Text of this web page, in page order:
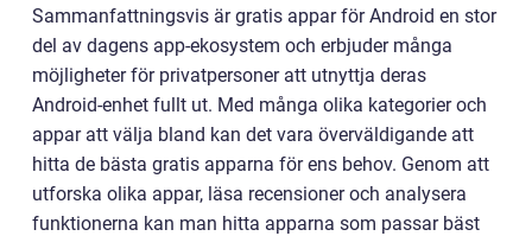
Sammanfattningsvis är gratis appar för Android en stor
del av dagens app-ekosystem och erbjuder många
möjligheter för privatpersoner att utnyttja deras
Android-enhet fullt ut. Med många olika kategorier och
appar att välja bland kan det vara överväldigande att
hitta de bästa gratis apparna för ens behov. Genom att
utforska olika appar, läsa recensioner och analysera
funktionerna kan man hitta apparna som passar bäst